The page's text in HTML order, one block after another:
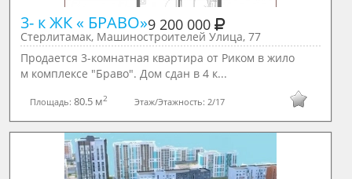
3- к ЖК « БРАВО»9 200 000
Стерлитамак, Машиностроителей Улица, 77
Продается 3-комнатная квартира от Риком в жило
м комплексе "Браво". Дом сдан в 4 к...
Площадь: 80.5 м2 Этаж/Этажность: 2/17